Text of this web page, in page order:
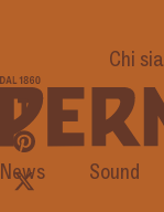
Chi
News Sound